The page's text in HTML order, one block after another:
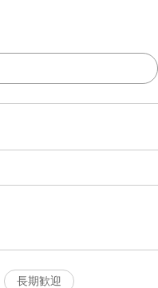
長期歓迎